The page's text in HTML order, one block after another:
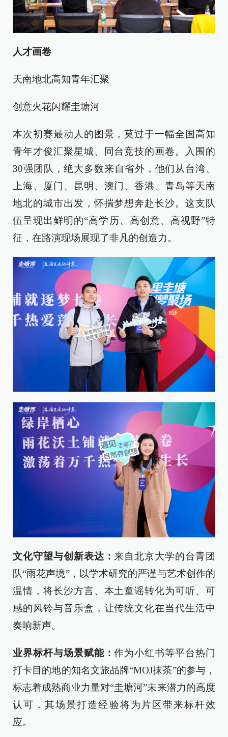
人才画卷
天南地北高知青年汇聚
创意火花闪耀圭塘河
本次初赛最动人的图景，莫过于一幅全国高知
青年才俊汇聚星城、同台竞技的画卷。入围的
30强团队，绝大多数来自省外，他们从台湾、
上海、厦门、昆明、澳门、香港、青岛等天南
地北的城市出发，怀揣梦想奔赴长沙。这支队
伍呈现出鲜明的“高学历、高创意、高视野”特
征，在路演现场展现了非凡的创造力。
文化守望与创新表达：来自北京大学的台青团
队“雨花声境”，以学术研究的严谨与艺术创作的
温情，将长沙方言、本土童谣转化为可听、可
感的风铃与音乐盒，让传统文化在当代生活中
奏响新声。
业界标杆与场景赋能：作为小红书等平台热门
打卡目的地的知名文旅品牌“MOJ抹茶”的参与，
标志着成熟商业力量对“圭塘河”未来潜力的高度
认可，其场景打造经验将为片区带来标杆效
应。